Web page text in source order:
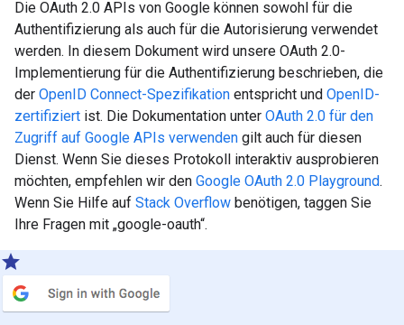
Die OAuth 2.0 APIs von Google können sowohl für die
Authentifizierung als auch für die Autorisierung verwendet
werden. In diesem Dokument wird unsere OAuth 2.0-
Implementierung für die Authentifizierung beschrieben, die
der OpenID Connect-Spezifikation entspricht und OpenID-
zertifiziert ist. Die Dokumentation unter OAuth 2.0 für den
Zugriff auf Google APIs verwenden gilt auch für diesen
Dienst. Wenn Sie dieses Protokoll interaktiv ausprobieren
möchten, empfehlen wir den Google OAuth 2.0 Playground.
Wenn Sie Hilfe auf Stack Overflow benötigen, taggen Sie
Ihre Fragen mit „google-oauth“.